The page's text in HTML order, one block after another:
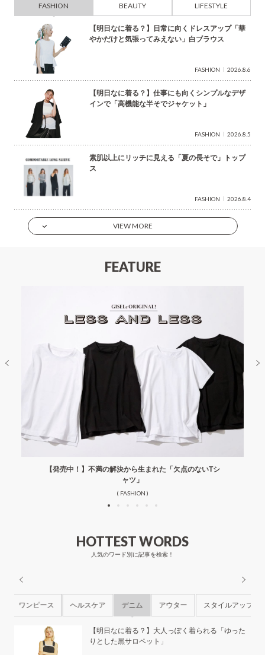
FASHION BEAUTY LIFESTYLE
【明日なに着る？】日常に向くドレスアップ「華
やかだけと気張ってみえない」白ブラウス
FASHION 2026.8.6
【明日なに着る？】仕事にも向くシンプルなデザ
インで「高機能な半そでジャケット」
FASHION 2026.8.5
素肌以上にリッチに見える「夏の長そで」トップ
ス
FASHION 2026.8.4
VIEW MORE
FEATURE
【発売中！】不満の解決から生まれた「欠点のないTシ
ャツ」
( FASHION )
HOTTEST WORDS
人気のワード別に記事を検索！
ワンピース ヘルスケア デニム アウター スタイルアップ
【明日なに着る？】大人っぽく着られる「ゆった
りとした黒サロペット」